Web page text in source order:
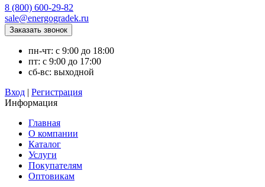
8 (800) 600-29-82
sale@energogradek.ru
пн-чт: с 9:00 до 18:00
пт: с 9:00 до 17:00
сб-вс: выходной
Вход | Регистрация
Информация
Главная
О компании
Каталог
Услуги
Покупателям
Оптовикам